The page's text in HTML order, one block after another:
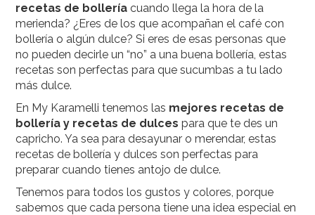
recetas de bollería cuando llega la hora de la
merienda? ¿Eres de los que acompañan el café con
bollería o algún dulce? Si eres de esas personas que
no pueden decirle un “no” a una buena bollería, estas
recetas son perfectas para que sucumbas a tu lado
más dulce.
En My Karamelli tenemos las mejores recetas de
bollería y recetas de dulces para que te des un
capricho. Ya sea para desayunar o merendar, estas
recetas de bollería y dulces son perfectas para
preparar cuando tienes antojo de dulce.
Tenemos para todos los gustos y colores, porque
sabemos que cada persona tiene una idea especial en